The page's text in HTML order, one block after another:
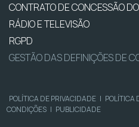
CONTRATO DE CONCESSÃO
RÁDIO E TELEVISÃO
RGPD
GESTÃO DAS DEFINIÇÕES DE
POLÍTICA DE PRIVACIDADE | POLÍTICA
CONDIÇÕES | PUBLICIDADE